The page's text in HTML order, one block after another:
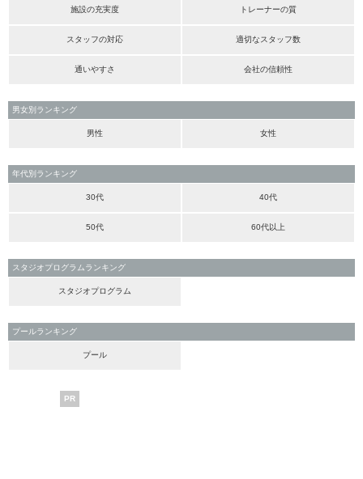
施設の充実度 トレーナーの質
スタッフの対応 適切なスタッフ数
通いやすさ 会社の信頼性
男女別ランキング
男性 女性
年代別ランキング
30代 40代
50代 60代以上
スタジオプログラムランキング
スタジオプログラム
プールランキング
プール
PR